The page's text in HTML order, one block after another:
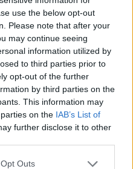
use the below opt-out
Please note that after your
may continue seeing
information utilized by
to third parties prior to
opt-out of the further
by third parties on the
This information may
on the IAB’s List of
further disclose it to other
Outs